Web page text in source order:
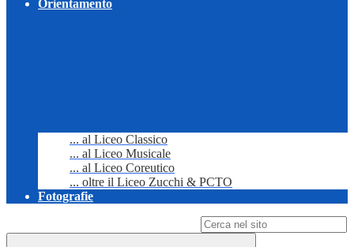
Orientamento
... al Liceo Classico
... al Liceo Musicale
... al Liceo Coreutico
... oltre il Liceo Zucchi & PCTO
Fotografie